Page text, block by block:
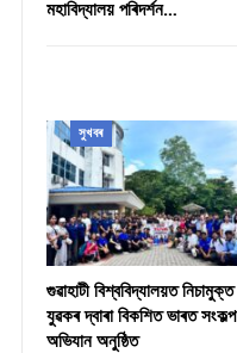
মহাবিদ্যালয় পৰিদৰ্শন…
সুখবৰ
গুৱাহাটী বিশ্ববিদ্যালয়ত নিচামুক্ত
যুৱকৰ দ্বাৰা বিকশিত ভাৰত সংকল্প
অভিযান অনুষ্ঠিত